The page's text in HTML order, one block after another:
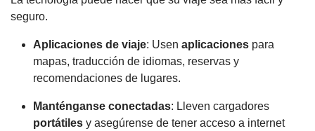
seguro.
Aplicaciones de viaje: Usen aplicaciones para
mapas, traducción de idiomas, reservas y
recomendaciones de lugares.
Manténganse conectadas: Lleven cargadores
portátiles y asegúrense de tener acceso a internet